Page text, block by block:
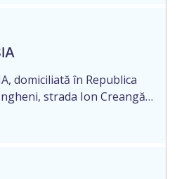
legal, înregistrat sub
biroului în or. Fălești,
domiciliată în Republica
strada Ion Creangă
raionul Orhei,
de moștenitor legal nr.